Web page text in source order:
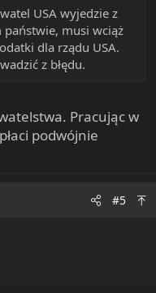
USA wyjedzie z
musi wciąż
dla rządu USA.
z błędu.
Pracując w
podwójnie
#5